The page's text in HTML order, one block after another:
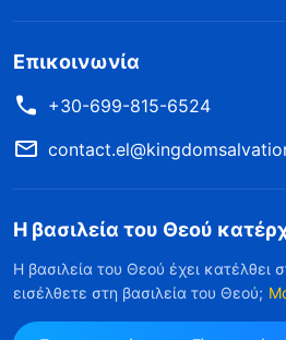
Επικοινωνία
+30-699-815-6524
Η βασιλεία του Θεού
Η βασιλεία του Θεού έχει κατέλθει
εισέλθετε στη βασιλεία του Θεού;